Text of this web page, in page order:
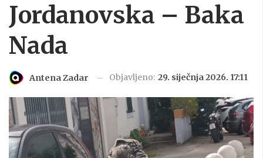
Jordanovska – Baka
Nada
Antena Zadar Objavljeno: 29. siječnja 2026. 17:11